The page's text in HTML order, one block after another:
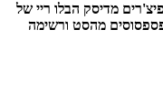
מדיסק הבלו ריי של
מהסט ורשימה